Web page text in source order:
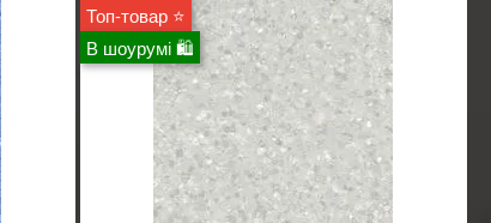
КУПИТИ
Топ-товар ⭐
В шоурумі 🛍